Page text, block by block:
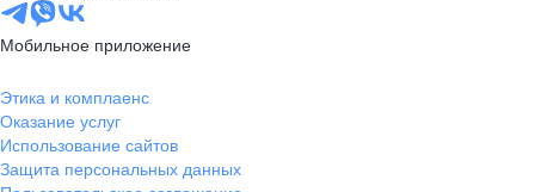
Мобильное приложение
Этика и комплаенс
Оказание услуг
Использование сайтов
Защита персональных данных